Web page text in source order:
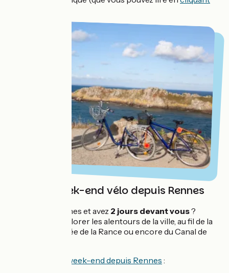
Partir en week-end vélo depuis Rennes
Vous êtes à Rennes et avez 2 jours devant vous?
Partez à vélo explorer les alentours de la ville, au fil de la
Vilaine, de la Vallée de la Rance ou encore du Canal de
idées week-end depuis Rennes :